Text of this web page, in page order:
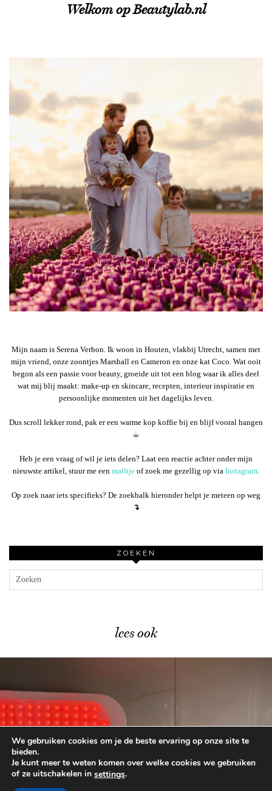
Welkom op Beautylab.nl
Mijn naam is Serena Verbon. Ik woon in Houten, vlakbij Utrecht, samen met
mijn vriend, onze zoontjes Marshall en Cameron en onze kat Coco. Wat ooit
begon als een passie voor beauty, groeide uit tot een blog waar ik alles deel
wat mij blij maakt: make-up en skincare, recepten, interieur inspiratie en
persoonlijke momenten uit het dagelijks leven.
Dus scroll lekker rond, pak er een warme kop koffie bij en blijf vooral hangen
☕︎
Heb je een vraag of wil je iets delen? Laat een reactie achter onder mijn
nieuwste artikel, stuur me een mailtje of zoek me gezellig op via Instagram
Op zoek naar iets specifieks? De zoekbalk hieronder helpt je meteen op weg
↴
ZOEKEN
lees ook
CurrentBody LED Light Panel …
We gebruiken cookies om je de beste ervaring op onze site te
bieden.
Je kunt meer te weten komen over welke cookies we gebruiken
of ze uitschakelen in settings.